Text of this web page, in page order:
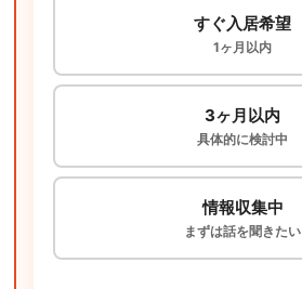
すぐ入居希望
1ヶ月以内
3ヶ月以内
具体的に検討中
情報収集中
まずは話を聞きたい